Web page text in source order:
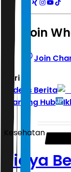
Join
Join
Hari ini
Indeks Berita
Learning Hub
Kesehatan
Biaya